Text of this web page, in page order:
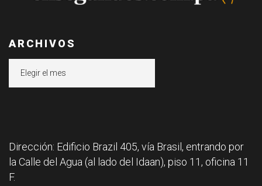
ARCHIVOS
Dirección: Edificio Brazil 405, vía Brasil, entrando por
la Calle del Agua (al lado del Idaan), piso 11, oficina 11
F.